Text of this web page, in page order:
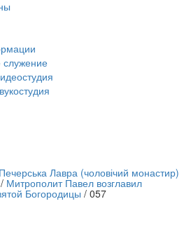
Лавра (чоловічий монастир)
/ Митрополит Павел возглавил
Богородицы / 057